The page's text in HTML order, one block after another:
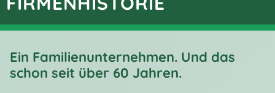
Ein Familienunternehmen. Und das
schon seit über 60 Jahren.